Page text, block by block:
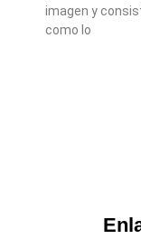
imagen y
como lo